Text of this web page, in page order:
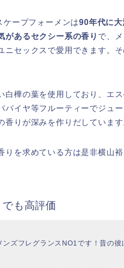
ープフォーメンは90年代に
があるセクシー系の香り で、
ニセックスで愛用できます。
白樺の葉を使用しており、エ
パイヤ等フルーティーでジュ
香りが深みを作りだしています
りを求めている方は是非横山
も高評価
ンズフレグランスNO1です！昔の彼